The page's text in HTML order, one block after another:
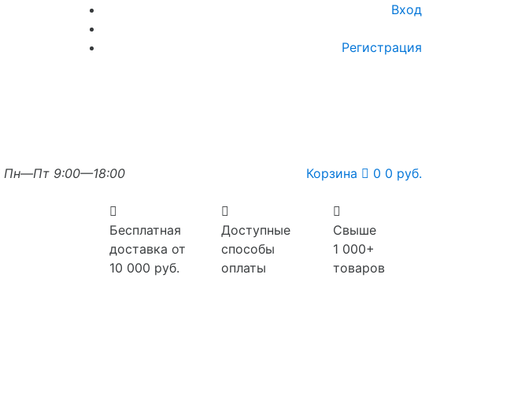
Вход
Регистрация
Пн—Пт 9:00—18:00
Корзина 0 0 руб.
Бесплатная
доставка от
10 000 руб.
Доступные
способы
оплаты
Свыше
1 000+
товаров